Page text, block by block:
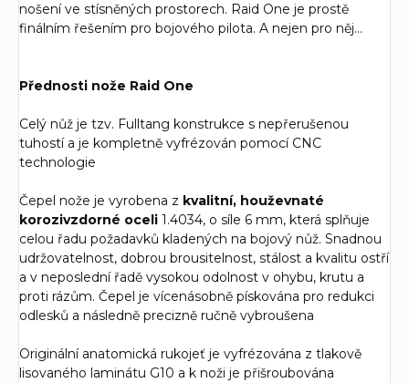
nošení ve stísněných prostorech. Raid One je prostě
finálním řešením pro bojového pilota. A nejen pro něj...
Přednosti nože Raid One
Celý nůž je tzv. Fulltang konstrukce s nepřerušenou
tuhostí a je kompletně vyfrézován pomocí CNC
technologie
Čepel nože je vyrobena z kvalitní, houževnaté
korozivzdorné oceli 1.4034, o síle 6 mm, která splňuje
celou řadu požadavků kladených na bojový nůž. Snadnou
udržovatelnost, dobrou brousitelnost, stálost a kvalitu ostří
a v neposlední řadě vysokou odolnost v ohybu, krutu a
proti rázům. Čepel je vícenásobně pískována pro redukci
odlesků a následně precizně ručně vybroušena
Originální anatomická rukojeť je vyfrézována z tlakově
lisovaného laminátu G10 a k noži je přišroubována